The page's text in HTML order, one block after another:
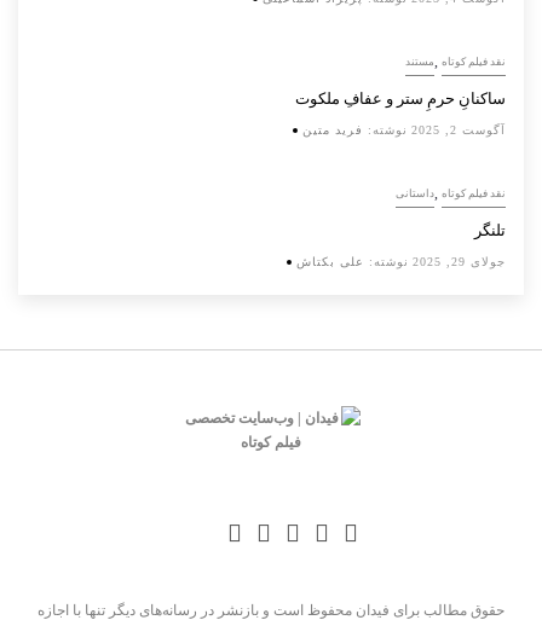
مستند, نقد فیلم کوتاه
ساکنانِ حرمِ ستر و عفافِ ملکوت
نوشته: فرید متین آگوست 2, 2025
داستانی, نقد فیلم کوتاه
تلنگر
نوشته: علی بکتاش جولای 29, 2025
حقوق مطالب برای فیدان محفوظ است و بازنشر در رسانه‌های دیگر تنها با اجازه